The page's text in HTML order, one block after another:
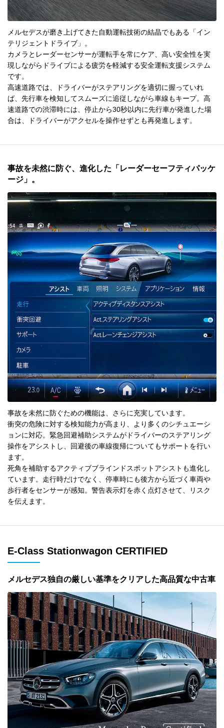
メルセデスが磨き上げてきた自動運転技術の結晶でもある「イン
テリジェントドライブ」。
カメラとレーダーセンサーが運転手を常にケア、高い安全性を実
現しながらドライブによる疲労を軽減する安全運転支援システム
です。
高速道路では、ドライバーがステアリングを適切に握っていれ
ば、先行車を検知してスムーズに追従しながら車線もキープ。高
速道路での渋滞時には、停止から30秒以内に先行車が発進した場
合は、ドライバーがアクセルを操作せずとも再発進します。
事故を未然に防ぐ、進化した「レーダーセーフティパッケ
ージ」。
事故を未然に防ぐための機能は、さらに充実しています。
衝突の危険に対する検知能力が高まり、より多くのシチュエーシ
ョンに対応。緊急回避補助システムがドライバーのステアリング
操作をアシストし、回避後の車線復帰についてもサポートを行い
ます。
死角を補助するアクティブブラインドスポットアシストも進化し
ています。走行時だけでなく、停車時にも後方から近づく車両や
歩行者をセンサーが感知。警告表示灯を赤く点灯させて、リスク
を伝えます。
E-Class Stationwagon CERTIFIED
メルセデス独自の厳しい基準をクリアした高品質な中古車